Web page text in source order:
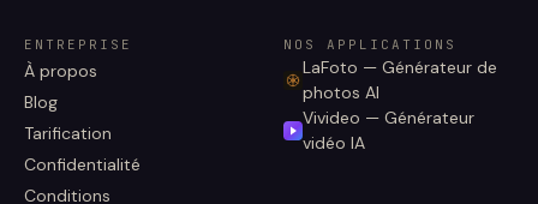
ENTREPRISE
À propos
Blog
Tarification
Confidentialité
Conditions
NOS APPLICATIONS
LaFoto — Générateur de
photos AI
Vivideo — Générateur
vidéo IA